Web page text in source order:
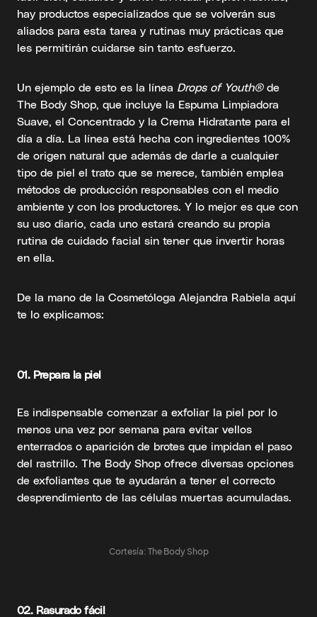
hay productos especializados que se volverán sus
aliados para esta tarea y rutinas muy prácticas que
les permitirán cuidarse sin tanto esfuerzo.
Un ejemplo de esto es la línea Drops of Youth®de
The Body Shop, que incluye la Espuma Limpiadora
Suave, el Concentrado y la Crema Hidratante para el
día a día. La línea está hecha con ingredientes 100%
de origen natural que además de darle a cualquier
tipo de piel el trato que se merece, también emplea
métodos de producción responsables con el medio
ambiente y con los productores. Y lo mejor es que con
su uso diario, cada uno estará creando su propia
rutina de cuidado facial sin tener que invertir horas
en ella.
De la mano de la Cosmetóloga Alejandra Rabiela aquí
te lo explicamos:
01. Prepara la piel
Es indispensable comenzar a exfoliar la piel por lo
menos una vez por semana para evitar vellos
enterrados o aparición de brotes que impidan el paso
del rastrillo. The Body Shop ofrece diversas opciones
de exfoliantes que te ayudarán a tener el correcto
desprendimiento de las células muertas acumuladas.
Cortesía: The Body Shop
02. Rasurado fácil